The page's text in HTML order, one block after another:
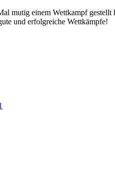
mutig einem Wettkampf
und erfolgreiche Wettkämpfe!